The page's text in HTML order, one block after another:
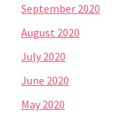
September 2020
August 2020
July 2020
June 2020
May 2020